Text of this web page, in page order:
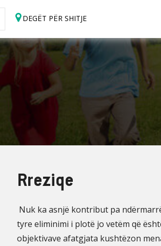
DEGËT PËR SHITJE
Rreziqe
Nuk ka asnjë kontribut pa
tyre eliminimi i plotë jo vetëm që
objektivave afatgjata kushtëzon